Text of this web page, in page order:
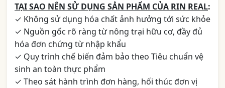
TẠI SAO NÊN SỬ DỤNG SẢN PHẨM CỦA RIN REAL:
✓ Không sử dụng hóa chất ảnh hưởng tới sức khỏe
✓ Nguồn gốc rõ ràng từ nông trại hữu cơ, đầy đủ
hóa đơn chứng từ nhập khẩu
✓ Quy trình chế biến đảm bảo theo Tiêu chuẩn vệ
sinh an toàn thực phẩm
✓ Theo sát hành trình đơn hàng, hối thúc đơn vị